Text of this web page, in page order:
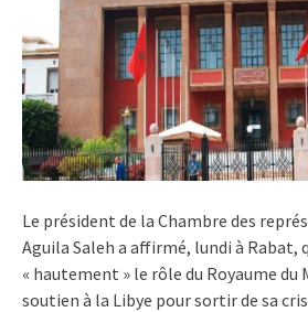
Le président de la Chambre des
Aguila Saleh a affirmé, lundi à Rabat,
« hautement » le rôle du Royaume du
soutien à la Libye pour sortir de sa